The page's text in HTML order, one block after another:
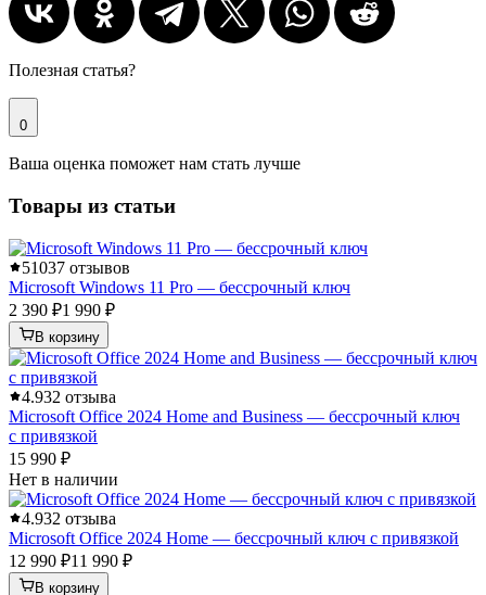
Полезная статья?
0
Ваша оценка поможет нам стать лучше
Товары из статьи
51037 отзывов
Microsoft Windows 11 Pro — бессрочный ключ
2 390 ₽1 990 ₽
В корзину
4.932 отзыва
Microsoft Office 2024 Home and Business — бессрочный ключ
с привязкой
15 990 ₽
Нет в наличии
4.932 отзыва
Microsoft Office 2024 Home — бессрочный ключ с привязкой
12 990 ₽11 990 ₽
В корзину